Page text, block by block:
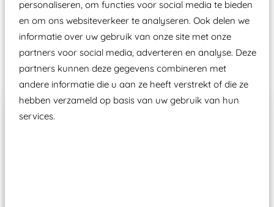
personaliseren, om functies voor social media te bieden
en om ons websiteverkeer te analyseren. Ook delen we
informatie over uw gebruik van onze site met onze
partners voor social media, adverteren en analyse. Deze
partners kunnen deze gegevens combineren met
andere informatie die u aan ze heeft verstrekt of die ze
hebben verzameld op basis van uw gebruik van hun
services.
Speeltoestellen vallen?
Past er goed bij